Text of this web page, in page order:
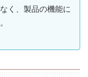
く、製品の機能に